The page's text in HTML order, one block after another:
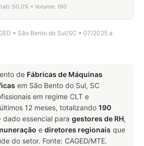
50,0% • Volume: 190
• São Bento do Sul/SC • 07/2025 a
de Fábricas de Máquinas
em São Bento do Sul, SC
em regime CLT e
12 meses, totalizando 190
essencial para gestores de RH,
e diretores regionais que
do setor. Fonte: CAGED/MTE.